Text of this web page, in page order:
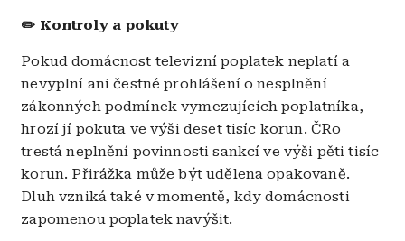
✏️ Kontroly a pokuty
Pokud domácnost televizní poplatek neplatí a
nevyplní ani čestné prohlášení o nesplnění
zákonných podmínek vymezujících poplatníka,
hrozí jí pokuta ve výši deset tisíc korun. ČRo
trestá neplnění povinnosti sankcí ve výši pěti tisíc
korun. Přirážka může být udělena opakovaně.
Dluh vzniká také v momentě, kdy domácnosti
zapomenou poplatek navýšit.